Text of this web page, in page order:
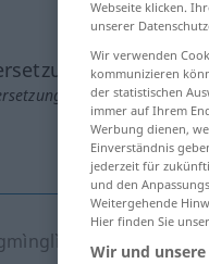
anklicken/antippen)
Webseite klicken.
unserer
Wir verwenden
kommunizieren
der statistischen
immer auf Ihrem
Werbung dienen,
Einverständnis
jederzeit für
und den
Weitergehende
Hier finden Sie unser
Wir und